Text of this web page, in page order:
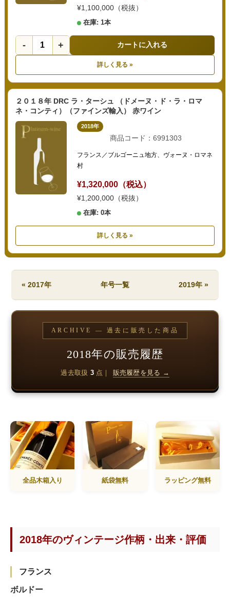
¥1,100,000（税抜）
在庫: 1本
- + カートに入れる
詳しく見る »
２０１８年 DRC ラ・ターシュ （ドメーヌ・ド・ラ・ロマ
ネ・コンティ）（ファインズ輸入） 赤ワイン
2018年
商品コード：6991303
フランス／ブルゴーニュ地方、ヴォーヌ・ロマネ
村
¥1,320,000（税込）
¥1,200,000（税抜）
在庫: 0本
詳しく見る »
« 2017年 年号一覧 2019年 »
ARCHIVE — 過去に販売した商品
2018年の販売履歴
過去取扱 3点｜ 販売履歴を見る →
全品木箱入り 紙袋無料 ラッピング無料
2018年のヴィンテージ作柄・出来・評価
フランス
ボルドー